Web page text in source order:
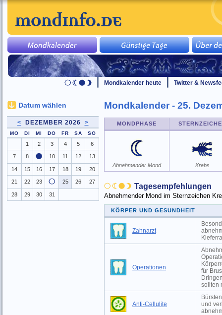
Mondkalender heute Twitter &
Mondkalender - 25.
MONDPHASE
Abnehmender Mond Krebs
Tagesempfehlungen
Abnehmender Mond im Sternzeichen
KÖRPER UND GESUNDHEIT
Zahnarzt
Operationen
für
sollten
Anti-Cellulite
und
Datum wählen
< DEZEMBER 2026 >
MO DI MI DO FR SA SO
1 2 3 4 5 6
7 8 10 11 12 13
14 15 16 17 18 19 20
21 22 23 25 26 27
28 29 30 31